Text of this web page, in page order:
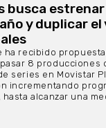
busca
y duplicar
ha recibido
8 producciones
series en Movistar
incrementando
alcanzar una